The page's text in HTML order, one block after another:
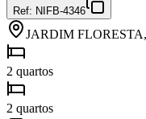
Ref: NIFB-4346
JARDIM
2 quartos
2 quartos